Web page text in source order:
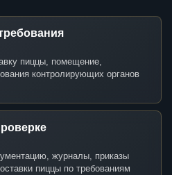
пиццы, помещение,
контролирующих органов
журналы, приказы
пиццы по требованиям